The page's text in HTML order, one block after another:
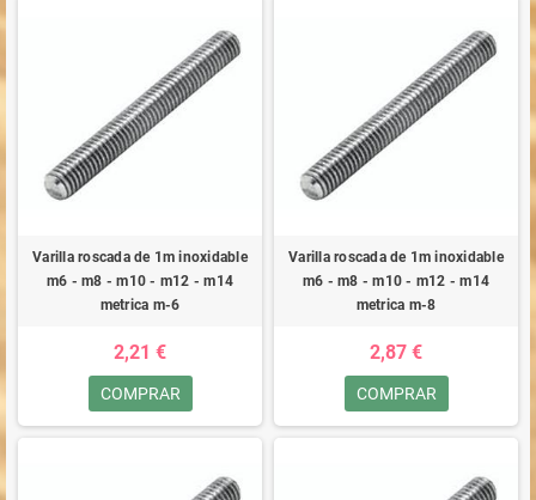
Varilla roscada de 1m inoxidable
m6 - m8 - m10 - m12 - m14
metrica m-6
2,21 €
COMPRAR
Varilla roscada de 1m inoxidable
m6 - m8 - m10 - m12 - m14
metrica m-8
2,87 €
COMPRAR